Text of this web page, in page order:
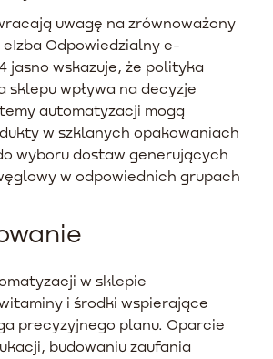
uwagę na zrównoważony
Odpowiedzialny e-
jasno wskazuje, że polityka
sklepu wpływa na decyzje
automatyzacji mogą
w szklanych opakowaniach
wyboru dostaw generujących
w odpowiednich grupach
w sklepie
i środki wspierające
precyzyjnego planu. Oparcie
budowaniu zaufania